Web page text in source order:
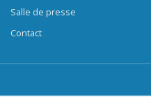
Salle de presse
Contact